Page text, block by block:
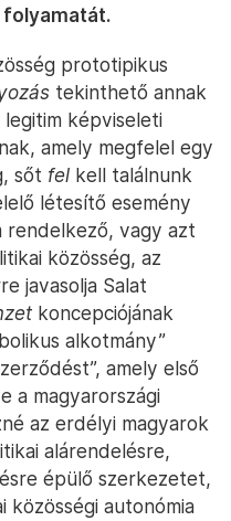
prototipikus
tekinthető annak
képviseleti
amely megfelel egy
sőt fel kell találnunk
létesítő esemény
rendelkező, vagy azt
közösség, az
javasolja Salat
koncepciójának
alkotmány”
amely első
a magyarországi
az erdélyi magyarok
alárendelésre,
épülő szerkezetet,
közösségi autonómia